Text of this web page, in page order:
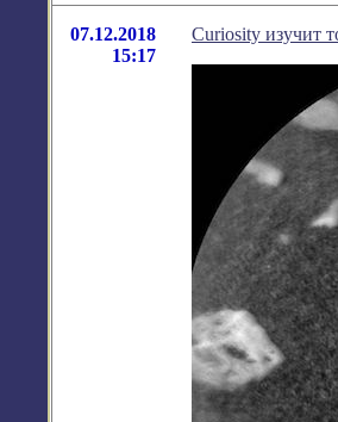
07.12.2018
15:17
Curiosity изучит